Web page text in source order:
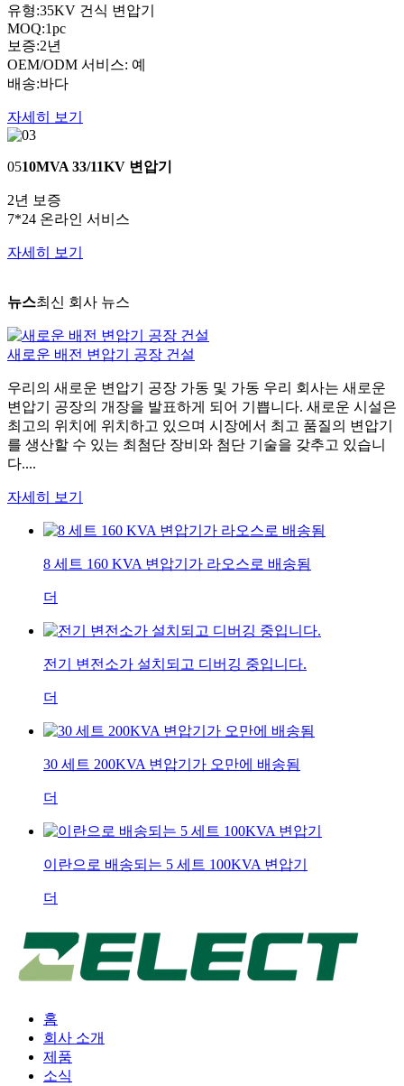
유형:35KV 건식 변압기
MOQ:1pc
보증:2년
OEM/ODM 서비스: 예
배송:바다
자세히 보기
0510MVA 33/11KV 변압기
2년 보증
7*24 온라인 서비스
자세히 보기
뉴스최신 회사 뉴스
새로운 배전 변압기 공장 건설
우리의 새로운 변압기 공장 가동 및 가동 우리 회사는 새로운
변압기 공장의 개장을 발표하게 되어 기쁩니다. 새로운 시설은
최고의 위치에 위치하고 있으며 시장에서 최고 품질의 변압기
를 생산할 수 있는 최첨단 장비와 첨단 기술을 갖추고 있습니
다....
자세히 보기
8 세트 160 KVA 변압기가 라오스로 배송됨
더
전기 변전소가 설치되고 디버깅 중입니다.
더
30 세트 200KVA 변압기가 오만에 배송됨
더
이란으로 배송되는 5 세트 100KVA 변압기
더
홈
회사 소개
제품
소식